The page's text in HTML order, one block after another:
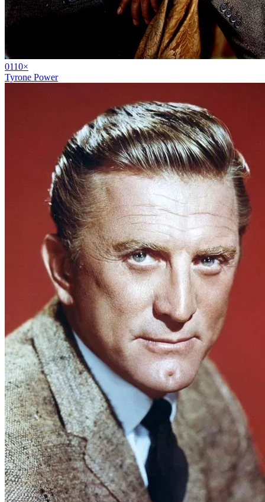
0110×
Tyrone Power